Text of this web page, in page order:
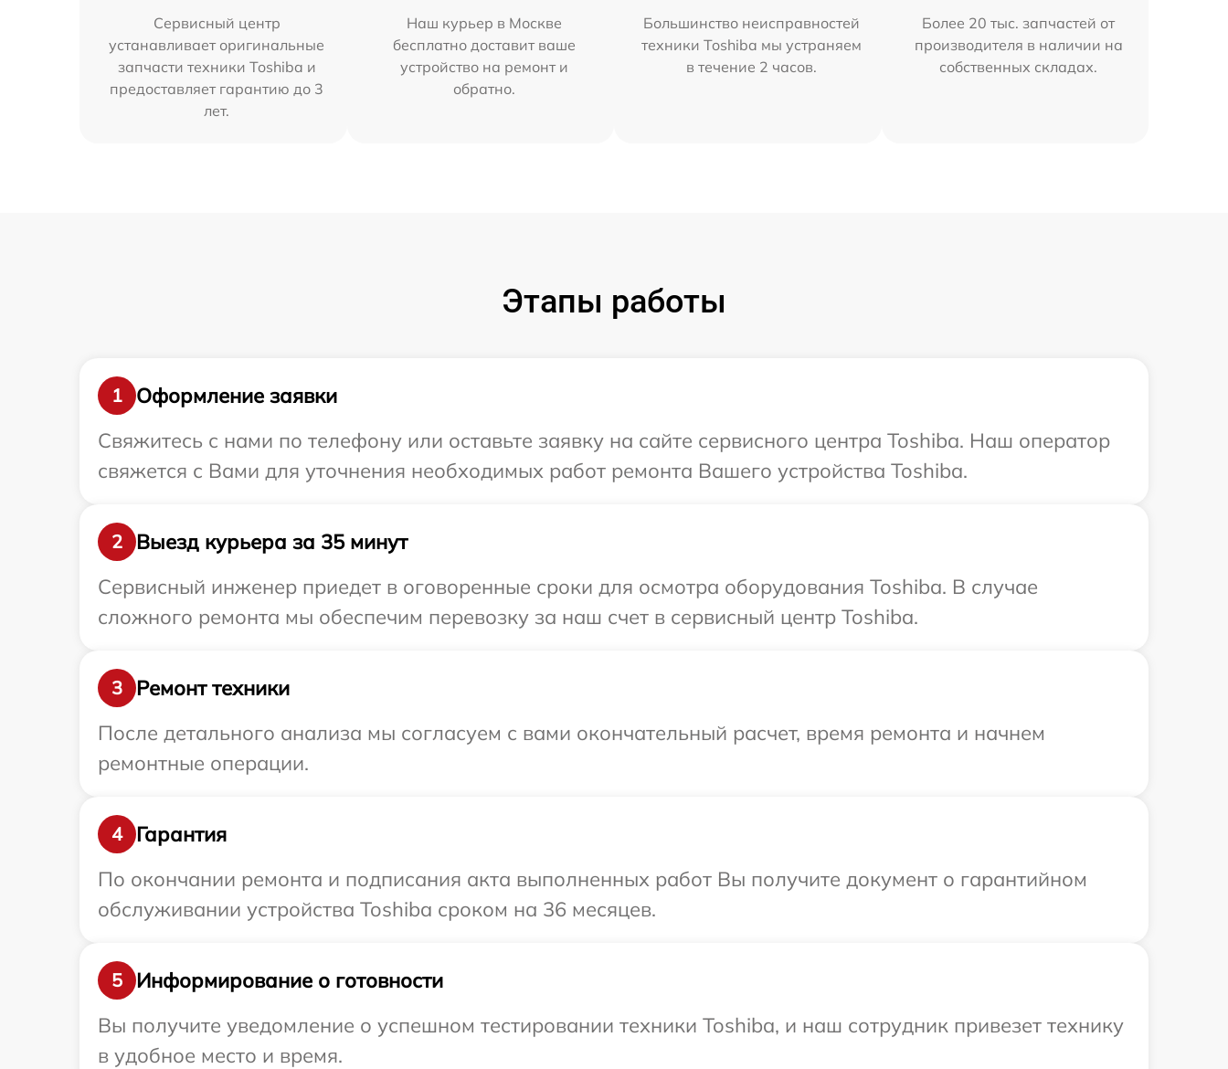
Сервисный центр
устанавливает оригинальные
запчасти техники Toshiba и
предоставляет гарантию до 3
лет.
Наш курьер в Москве
бесплатно доставит ваше
устройство на ремонт и
обратно.
Большинство неисправностей
техники Toshiba мы устраняем
в течение 2 часов.
Более 20 тыс. запчастей от
производителя в наличии на
собственных складах.
Этапы работы
1
Оформление заявки
Свяжитесь с нами по телефону или оставьте заявку на сайте сервисного центра Toshiba. Наш оператор
свяжется с Вами для уточнения необходимых работ ремонта Вашего устройства Toshiba.
2
Выезд курьера за 35 минут
Сервисный инженер приедет в оговоренные сроки для осмотра оборудования Toshiba. В случае
сложного ремонта мы обеспечим перевозку за наш счет в сервисный центр Toshiba.
3
Ремонт техники
После детального анализа мы согласуем с вами окончательный расчет, время ремонта и начнем
ремонтные операции.
4
Гарантия
По окончании ремонта и подписания акта выполненных работ Вы получите документ о гарантийном
обслуживании устройства Toshiba сроком на 36 месяцев.
5
Информирование о готовности
Вы получите уведомление о успешном тестировании техники Toshiba, и наш сотрудник привезет технику
в удобное место и время.